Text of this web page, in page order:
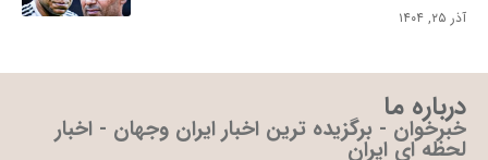
آذر ۲۵, ۱۴۰۴
درباره ما
خبرخوان - برگزیده ترین اخبار ایران وجهان - اخبار
لحظه ای ایران